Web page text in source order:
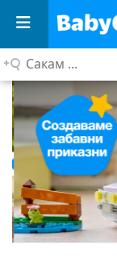
Сакам